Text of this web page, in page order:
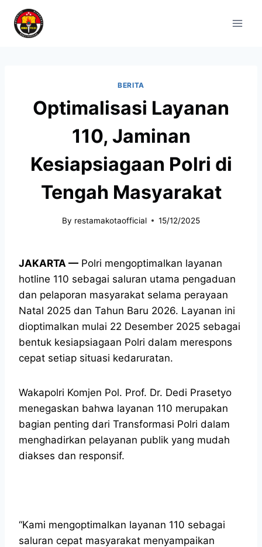
BERITA
Optimalisasi Layanan
110, Jaminan
Kesiapsiagaan Polri di
Tengah Masyarakat
By restamakotaofficial 15/12/2025
JAKARTA — Polri mengoptimalkan layanan
hotline 110 sebagai saluran utama pengaduan
dan pelaporan masyarakat selama perayaan
Natal 2025 dan Tahun Baru 2026. Layanan ini
dioptimalkan mulai 22 Desember 2025 sebagai
bentuk kesiapsiagaan Polri dalam merespons
cepat setiap situasi kedaruratan.
Wakapolri Komjen Pol. Prof. Dr. Dedi Prasetyo
menegaskan bahwa layanan 110 merupakan
bagian penting dari Transformasi Polri dalam
menghadirkan pelayanan publik yang mudah
diakses dan responsif.
“Kami mengoptimalkan layanan 110 sebagai
saluran cepat masyarakat menyampaikan